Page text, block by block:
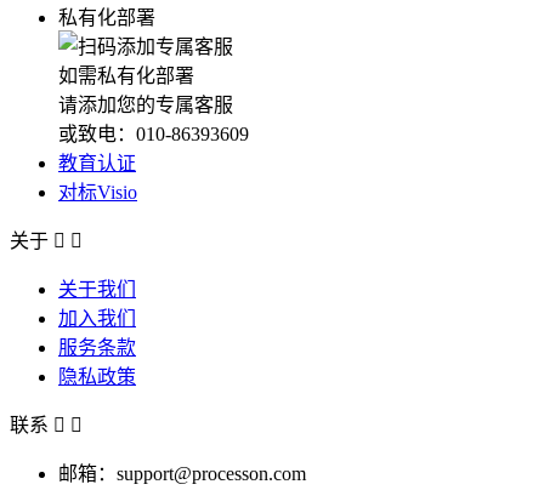
私有化部署
如需私有化部署
请添加您的专属客服
或致电：010-86393609
教育认证
对标Visio
关于  
关于我们
加入我们
服务条款
隐私政策
联系  
邮箱：support@processon.com